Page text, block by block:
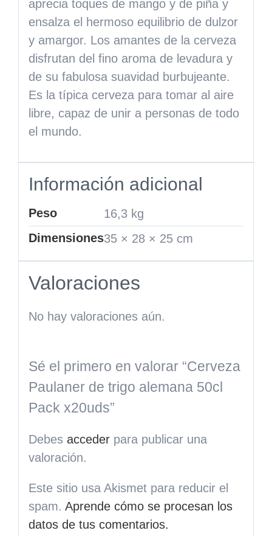
aprecia toques de mango y de piña y
ensalza el hermoso equilibrio de dulzor
y amargor. Los amantes de la cerveza
disfrutan del fino aroma de levadura y
de su fabulosa suavidad burbujeante.
Es la típica cerveza para tomar al aire
libre, capaz de unir a personas de todo
el mundo.
Información adicional
Peso
16,3 kg
Dimensiones35 × 28 × 25 cm
Valoraciones
No hay valoraciones aún.
Sé el primero en valorar “Cerveza
Paulaner de trigo alemana 50cl
Pack x20uds”
Debes accederpara publicar una
valoración.
Este sitio usa Akismet para reducir el
spam. Aprende cómo se procesan los
datos de tus comentarios.